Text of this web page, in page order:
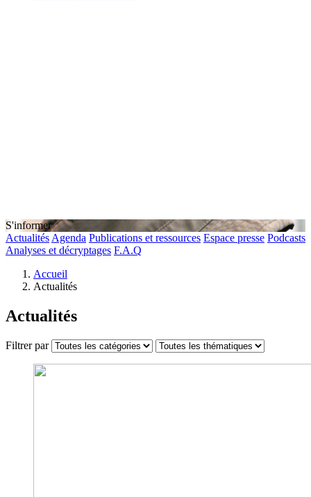
S'informer
Actualités Agenda Publications et ressources Espace presse Podcasts
Analyses et décryptages F.A.Q
Accueil
Actualités
Actualités
Filtrer par